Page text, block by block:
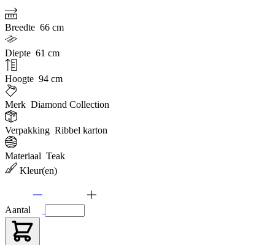
Breedte 66 cm
Diepte 61 cm
Hoogte 94 cm
Merk Diamond Collection
Verpakking Ribbel karton
Materiaal Teak
Kleur(en)
Aantal